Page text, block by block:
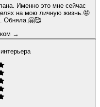
Именно это мне сейчас
на мою личную жизнь.🤩
Обняла.🤗🥰
→